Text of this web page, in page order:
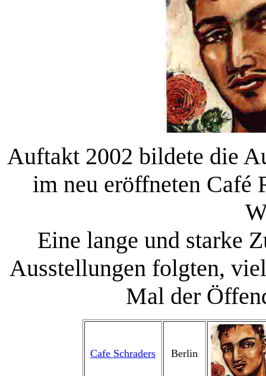
Auftakt 2002 bildete die
im neu eröffneten Café
Eine lange und starke
Ausstellungen folgten,
Mal der
Cafe Schraders Berlin